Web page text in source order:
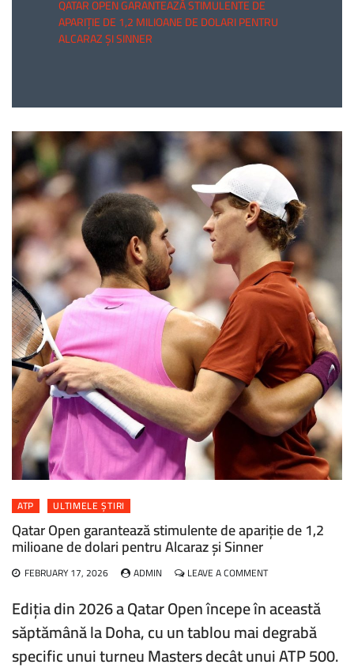
QATAR OPEN GARANTEAZĂ STIMULENTE DE
APARIȚIE DE 1,2 MILIOANE DE DOLARI PENTRU
ALCARAZ ȘI SINNER
ATP ULTIMELE ȘTIRI
Qatar Open garantează stimulente de apariție de 1,2
milioane de dolari pentru Alcaraz și Sinner
FEBRUARY 17, 2026 ADMIN LEAVE A COMMENTON
GARANTEAZĂ
STIMULENTE
DE
APARIȚIE
Ediția din 2026 a Qatar Open începe în această
săptămână la Doha, cu un tablou mai degrabă
specific unui turneu Masters decât unui ATP 500.